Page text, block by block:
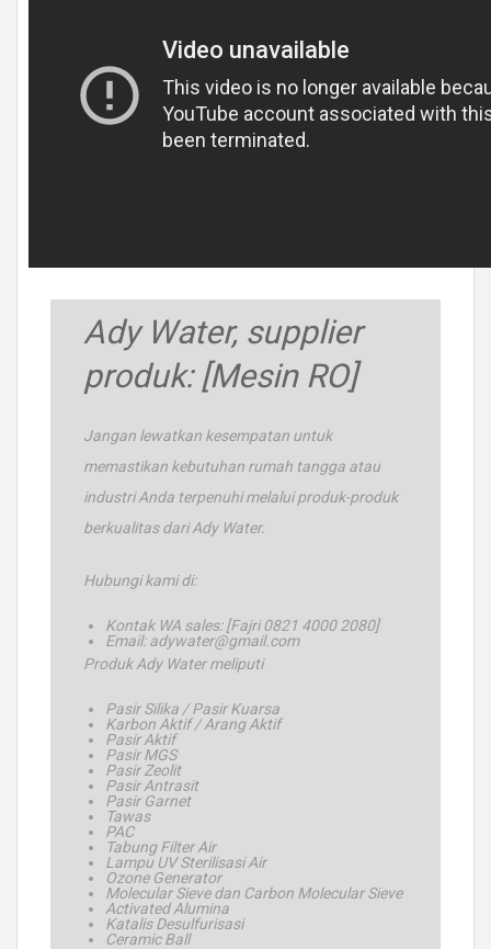
Ady Water, supplier
produk: [Mesin RO]
Jangan lewatkan kesempatan untuk
memastikan kebutuhan rumah tangga atau
industri Anda terpenuhi melalui produk-produk
berkualitas dari Ady Water.
Hubungi kami di:
Kontak WA sales: [Fajri 0821 4000 2080]
Email: adywater@gmail.com
Produk Ady Water meliputi
Pasir Silika / Pasir Kuarsa
Karbon Aktif / Arang Aktif
Pasir Aktif
Pasir MGS
Pasir Zeolit
Pasir Antrasit
Pasir Garnet
Tawas
PAC
Tabung Filter Air
Lampu UV Sterilisasi Air
Ozone Generator
Molecular Sieve dan Carbon Molecular Sieve
Activated Alumina
Katalis Desulfurisasi
Ceramic Ball